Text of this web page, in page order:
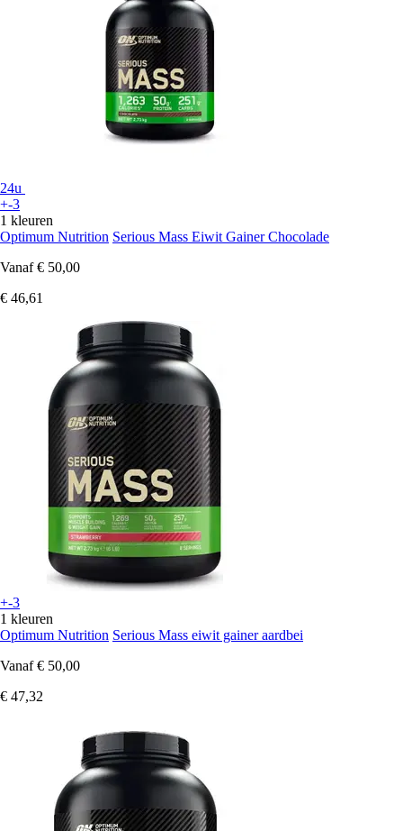
24u
+-3
1 kleuren
Optimum Nutrition Serious Mass Eiwit Gainer Chocolade
Vanaf € 50,00
€ 46,61
+-3
1 kleuren
Optimum Nutrition Serious Mass eiwit gainer aardbei
Vanaf € 50,00
€ 47,32